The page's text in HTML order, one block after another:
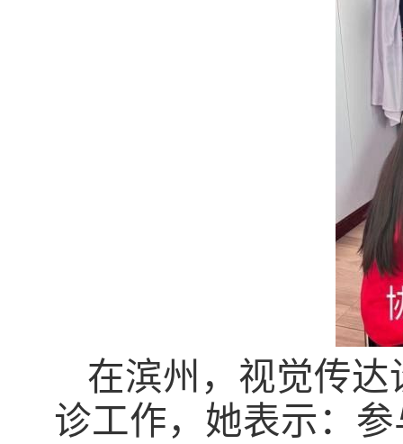
在滨州，视觉传
诊工作，她表示：